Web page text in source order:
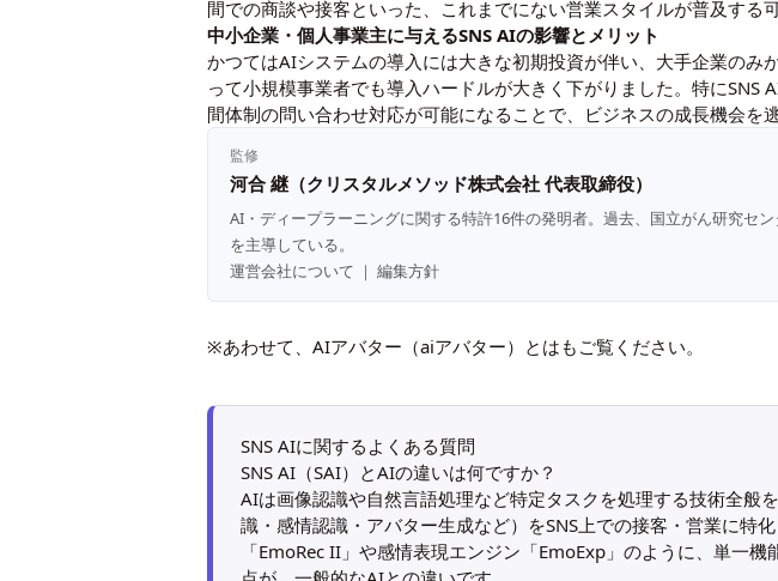
間での商談や接客といった、これまでにない営業スタイルが普及する
中小企業・個人事業主に与えるSNS AIの影響とメリット
かつてはAIシステムの導入には大きな初期投資が伴い、大手企業の
って小規模事業者でも導入ハードルが大きく下がりました。特に
間体制の問い合わせ対応が可能になることで、ビジネスの成長機会を
監修
河合 継（クリスタルメソッド株式会社 代表取締役）
AI・ディープラーニングに関する特許16件の発明者。過去、国立がん研究セ
を主導している。
運営会社について ｜編集方針
※あわせて、AIアバター（aiアバター）とはもご覧ください。
SNS AIに関するよくある質問
SNS AI（SAI）とAIの違いは何ですか？
AIは画像認識や自然言語処理など特定タスクを処理する技術全般
識・感情認識・アバター生成など）をSNS上での接客・営業に特
「EmoRec II」や感情表現エンジン「EmoExp」のように、単一